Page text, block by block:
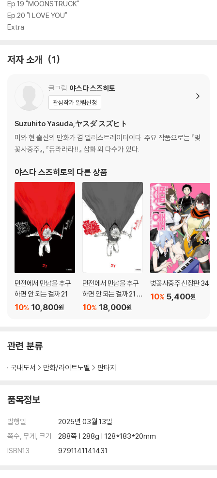
Ep.19 "MOONSTRUCK"
Ep.20 "I LOVE YOU"
Extra
저자 소개 1
글그림 야스다 스즈히토
관심작가 알림신청
Suzuhito Yasuda,ヤスダ スズヒト
미와 현 출신의 만화가 겸 일러스트레이터이다. 주요 작품으로는 『벚
꽃사중주』, 『듀라라라!!』 삽화 외 다수가 있다.
야스다 스즈히토의 다른 상품
던전에서 만남을 추구
하면 안 되는 걸까 21
10,800원
10%
던전에서 만남을 추구
하면 안 되는 걸까 21 소
책자 특장판18,000원
10%
벚꽃사중주 신장판 34
5,400원
10%
관련 분류
국내도서 만화/라이트노벨 판타지
품목정보
발행일
2025년 03월 13일
쪽수, 무게, 크기
288쪽 | 288g | 128*183*20mm
ISBN13
9791141141431